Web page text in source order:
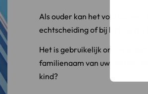
Als ouder kan het voorkomen
echtscheiding of bij het
Het is gebruikelijk om uw
familienaam van uw partner
kind?